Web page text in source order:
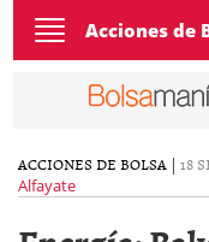
Toggle
navigation
Acciones de
ACCIONES DE BOLSA | 18
Alfayate